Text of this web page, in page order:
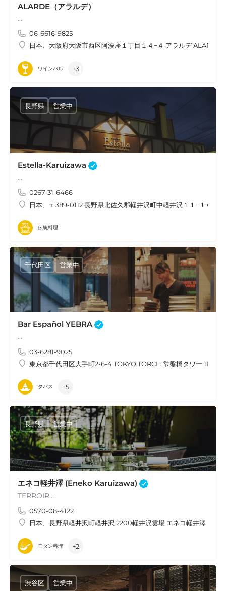
ALARDE（アラルデ）
…
06-6616-9825
日本、大阪府大阪市西区阿波座１丁目１４−４ アラルデ ALARDE
ワインバル +3
Estella-Karuizawa
…
0267-31-6466
日本、〒389-0112 長野県北佐久郡軽井沢町中軽井沢１１−１６
長野県 営業中
伝統料理
Bar Español YEBRA
…
03-6281-9025
東京都千代田区大手町2-6-4 TOKYO TORCH 常盤橋タワー 1F
千代田区 営業中
タパス +5
エネコ軽井澤 (Eneko Karuizawa)
TERROIR…
0570-08-4122
日本、長野県軽井沢町軽井沢 2200軽井沢雲場 エネコ軽井澤
長野県 営業中
モダン料理 +2
渋谷区 営業中